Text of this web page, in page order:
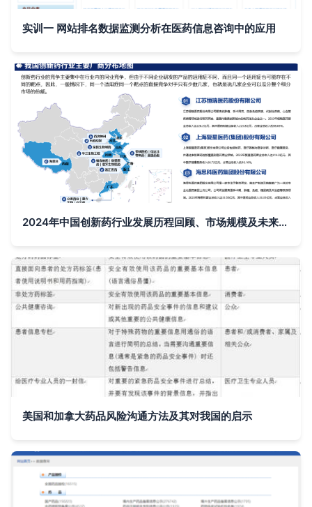
实训一 网站排名数据监测分析在医药信息咨询中的应用
2024年中国创新药行业发展历程回顾、市场规模及未来前景分析报告
美国和加拿大药品风险沟通方法及其对我国的启示